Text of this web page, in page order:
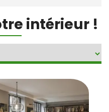
intérieur !